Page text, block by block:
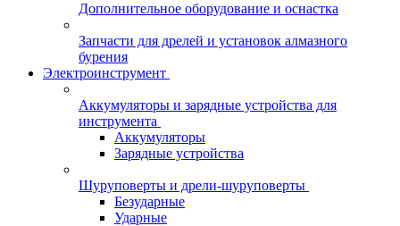
Дополнительное оборудование и оснастка
Запчасти для дрелей и установок алмазного
бурения
Электроинструмент
Аккумуляторы и зарядные устройства для
инструмента
Аккумуляторы
Зарядные устройства
Шуруповерты и дрели-шуруповерты
Безударные
Ударные